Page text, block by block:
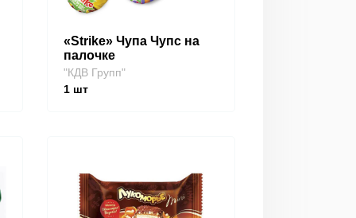
«Strike» Чупа Чупс на
палочке
"КДВ Групп"
1шт